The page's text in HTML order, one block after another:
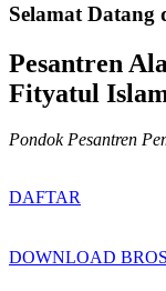
Selamat Datang
Pesantren
Fityatul
Pondok Pesantren
DAFTAR
DOWNLOAD